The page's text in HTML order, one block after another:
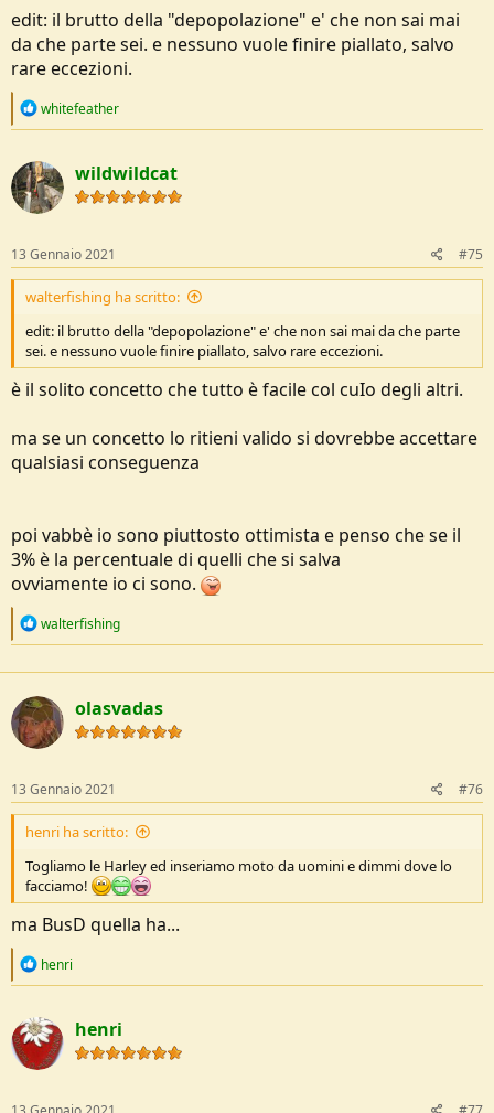
edit: il brutto della "depopolazione" e' che non sai mai
da che parte sei. e nessuno vuole finire piallato, salvo
rare eccezioni.
R
c
t
o
s
:
whitefeather
wildwildcat
13 Gennaio 2021 #75
walterfishing ha scritto:
edit: il brutto della "depopolazione" e' che non sai mai da che parte
sei. e nessuno vuole finire piallato, salvo rare eccezioni.
è il solito concetto che tutto è facile col cuIo degli altri.
ma se un concetto lo ritieni valido si dovrebbe accettare
qualsiasi conseguenza
poi vabbè io sono piuttosto ottimista e penso che se il
3% è la percentuale di quelli che si salva
ovviamente io ci sono.
R
c
t
i
o
n
walterfishing
olasvadas
13 Gennaio 2021 #76
henri ha scritto:
Togliamo le Harley ed inseriamo moto da uomini e dimmi dove lo
facciamo!
ma BusD quella ha...
R
c
t
i
o
s
henri
henri